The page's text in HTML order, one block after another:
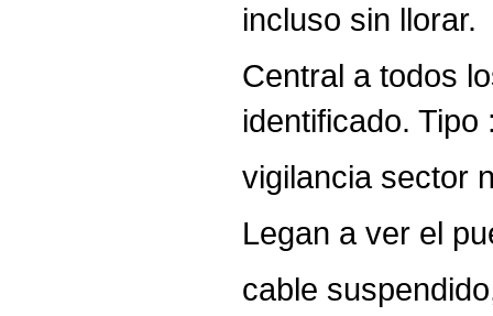
incluso sin llorar.
Central a todos
identificado.
vigilancia sector
Legan a ver el
cable